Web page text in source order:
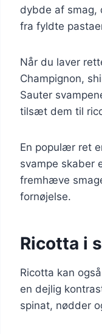
dybde af smag,
fra fyldte
Når du laver
Champignon,
Sauter
tilsæt dem til
En populær ret
svampe skaber
fremhæve
fornøjelse.
Ricotta i
Ricotta kan
en dejlig
spinat, nødder